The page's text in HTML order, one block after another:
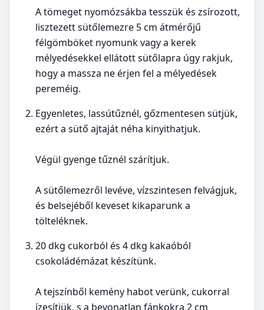
A tömeget nyomózsákba tesszük és zsírozott,
lisztezett sütőlemezre 5 cm átmérőjű
félgömböket nyomunk vagy a kerek
mélyedésekkel ellátott sütőlapra úgy rakjuk,
hogy a massza ne érjen fel a mélyedések
pereméig.
Egyenletes, lassútűznél, gőzmentesen sütjük,
ezért a sütő ajtaját néha kinyithatjuk.
Végül gyenge tűznél szárítjuk.
A sütőlemezről levéve, vízszintesen felvágjuk,
és belsejéből keveset kikaparunk a
tölteléknek.
20 dkg cukorból és 4 dkg kakaóból
csokoládémázat készítünk.
A tejszínből kemény habot verünk, cukorral
ízesítjük, s a bevonatlan fánkokra 2 cm